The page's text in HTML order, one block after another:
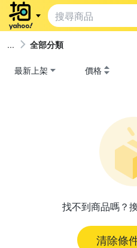
全部分類
最新上架 價格
找不到商品嗎？
清除條